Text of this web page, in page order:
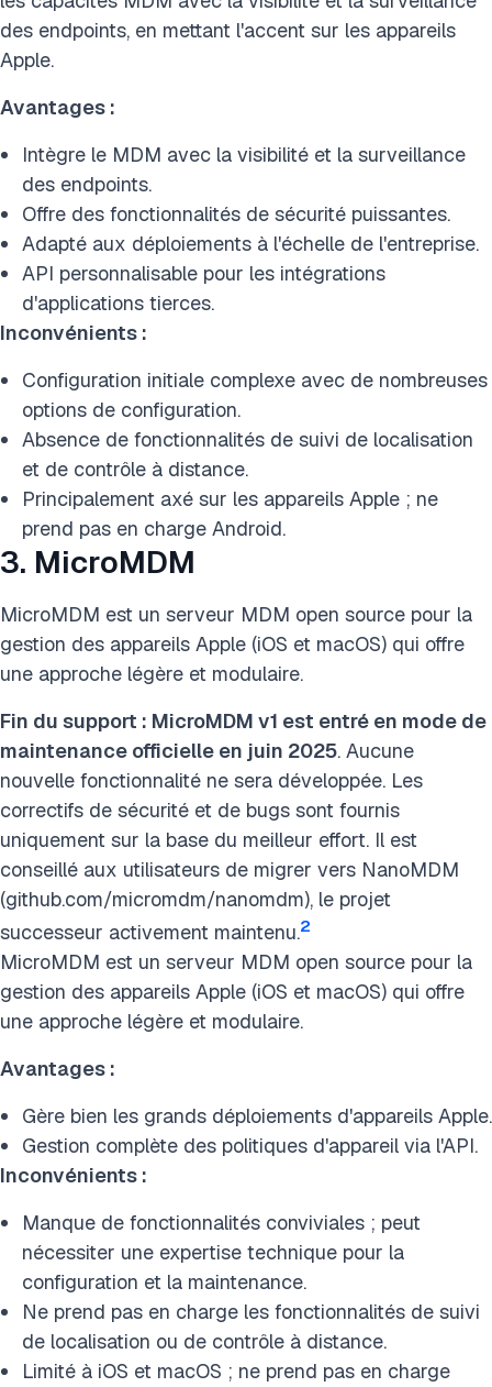
des endpoints, en mettant l'accent sur les appareils
Apple.
Avantages :
Intègre le MDM avec la visibilité et la surveillance
des endpoints.
Offre des fonctionnalités de sécurité puissantes.
Adapté aux déploiements à l'échelle de l'entreprise.
API personnalisable pour les intégrations
d'applications tierces.
Inconvénients :
Configuration initiale complexe avec de nombreuses
options de configuration.
Absence de fonctionnalités de suivi de localisation
et de contrôle à distance.
Principalement axé sur les appareils Apple ; ne
prend pas en charge Android.
3. MicroMDM
MicroMDM est un serveur MDM open source pour la
gestion des appareils Apple (iOS et macOS) qui offre
une approche légère et modulaire.
Fin du support : MicroMDM v1 est entré en mode de
maintenance officielle en juin 2025. Aucune
nouvelle fonctionnalité ne sera développée. Les
correctifs de sécurité et de bugs sont fournis
uniquement sur la base du meilleur effort. Il est
conseillé aux utilisateurs de migrer vers NanoMDM
(github.com/micromdm/nanomdm), le projet
successeur activement maintenu.2
MicroMDM est un serveur MDM open source pour la
gestion des appareils Apple (iOS et macOS) qui offre
une approche légère et modulaire.
Avantages :
Gère bien les grands déploiements d'appareils Apple.
Gestion complète des politiques d'appareil via l'API.
Inconvénients :
Manque de fonctionnalités conviviales ; peut
nécessiter une expertise technique pour la
configuration et la maintenance.
Ne prend pas en charge les fonctionnalités de suivi
de localisation ou de contrôle à distance.
Limité à iOS et macOS ; ne prend pas en charge